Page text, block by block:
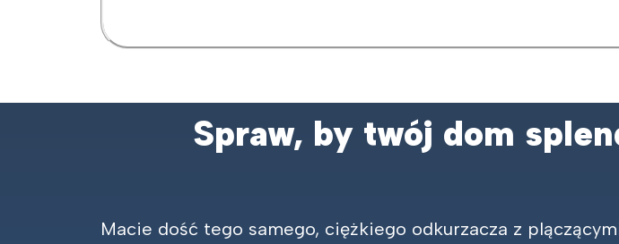
Spraw, by twój dom
Macie dość tego samego, ciężkiego odkurzacza z